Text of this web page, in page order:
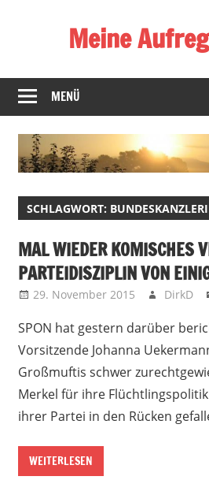
Meine
mich
positiv
negativ
aufregt
mir
MENÜ
SCHLAGWORT:
MAL WIEDER KOMISCHES
PARTEIDISZIPLIN VON
29. November 2015 DirkD
SPON hat gestern darüber
Vorsitzende Johanna
Großmuftis schwer
Merkel für ihre
ihrer Partei in den Rücken
WEITERLESEN